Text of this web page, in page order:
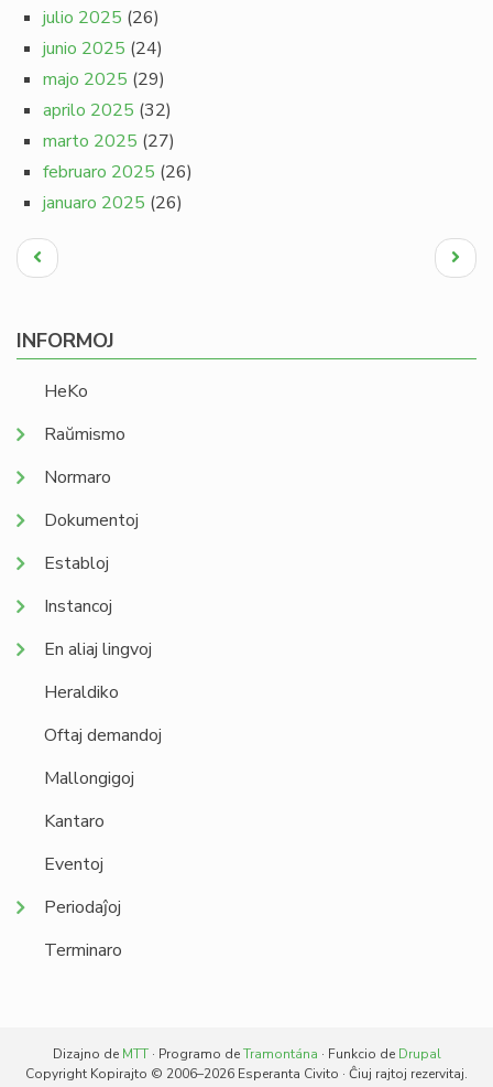
julio 2025 (26)
junio 2025 (24)
majo 2025 (29)
aprilo 2025 (32)
marto 2025 (27)
februaro 2025 (26)
januaro 2025 (26)
Pagination
Antaŭa
paĝo
Next
page
INFORMOJ
HeKo
Raŭmismo
Normaro
Dokumentoj
Establoj
Instancoj
En aliaj lingvoj
Heraldiko
Oftaj demandoj
Mallongigoj
Kantaro
Eventoj
Periodaĵoj
Terminaro
Dizajno de MTT· Programo deTramontána · Funkcio de Drupal
Copyright Kopirajto © 2006–2026 Esperanta Civito · Ĉiuj rajtoj rezervitaj.